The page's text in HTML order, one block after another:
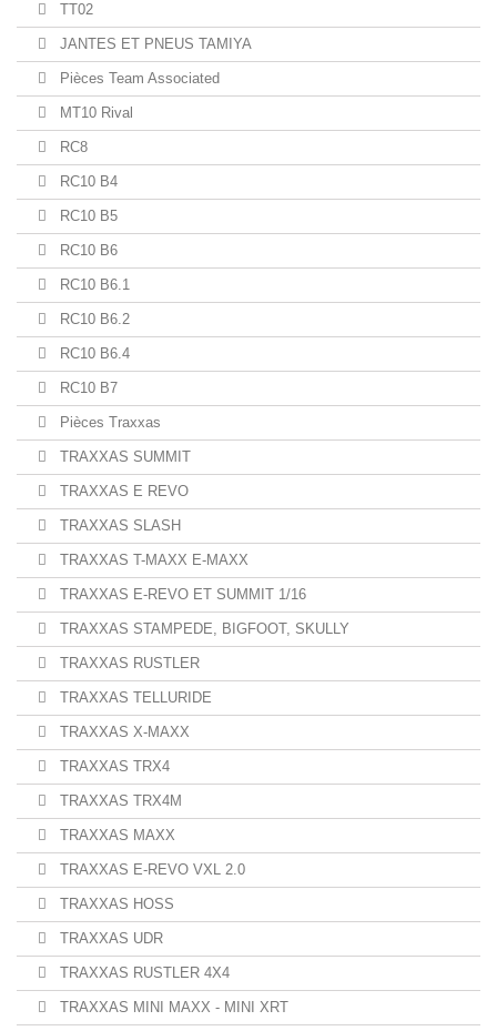
TT02
JANTES ET PNEUS TAMIYA
Pièces Team Associated
MT10 Rival
RC8
RC10 B4
RC10 B5
RC10 B6
RC10 B6.1
RC10 B6.2
RC10 B6.4
RC10 B7
Pièces Traxxas
TRAXXAS SUMMIT
TRAXXAS E REVO
TRAXXAS SLASH
TRAXXAS T-MAXX E-MAXX
TRAXXAS E-REVO ET SUMMIT 1/16
TRAXXAS STAMPEDE, BIGFOOT, SKULLY
TRAXXAS RUSTLER
TRAXXAS TELLURIDE
TRAXXAS X-MAXX
TRAXXAS TRX4
TRAXXAS TRX4M
TRAXXAS MAXX
TRAXXAS E-REVO VXL 2.0
TRAXXAS HOSS
TRAXXAS UDR
TRAXXAS RUSTLER 4X4
TRAXXAS MINI MAXX - MINI XRT